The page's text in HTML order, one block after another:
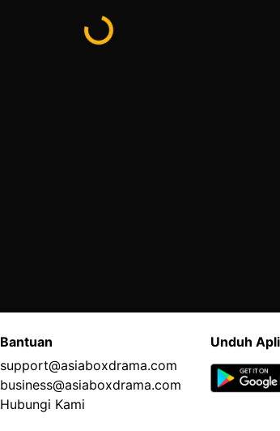
Bantuan
support@asiaboxdrama.com
business@asiaboxdrama.com
Hubungi Kami
Unduh